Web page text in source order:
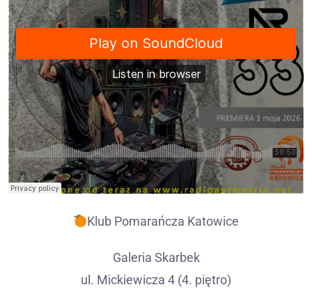
Klub Pomarańcza Katowice
Galeria Skarbek
ul. Mickiewicza 4 (4. piętro)